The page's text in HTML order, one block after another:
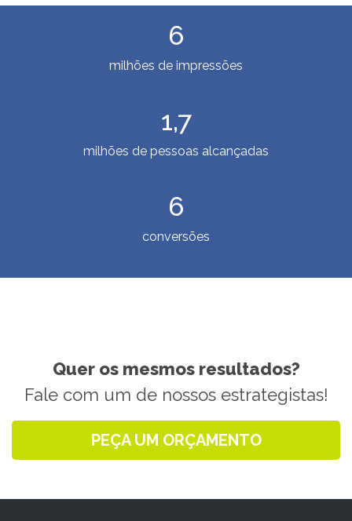
6
milhões de impressões
1,7
milhões de pessoas alcançadas
6
conversões
Quer os mesmos resultados?
Fale com um de nossos estrategistas!
PEÇA UM ORÇAMENTO